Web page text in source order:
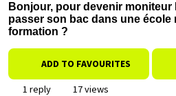
Bonjour, pour devenir moniteur
passer son bac dans une école
formation ?
ADD TO FAVOURITES
1 reply
17 views